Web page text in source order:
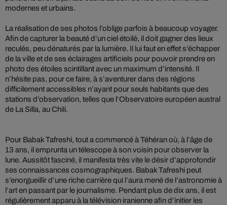
modernes et urbains.
La réalisation de ses photos l’oblige parfois à beaucoup voyager.
Afin de capturer la beauté d’un ciel étoilé, il doit gagner des lieux
reculés, peu dénaturés par la lumière. Il lui faut en effet s’échapper
de la ville et de ses éclairages artificiels pour pouvoir prendre en
photo des étoiles scintillant avec un maximum d’intensité. Il
n’hésite pas, pour ce faire, à s’aventurer dans des régions
difficilement accessibles n’ayant pour seuls habitants que des
stations d’observation, telles que l’Observatoire européen austral
de La Silla, au Chili.
Pour Babak Tafreshi, tout a commencé à Téhéran où, à l’âge de
13 ans, il emprunta un télescope à son voisin pour observer la
lune. Aussitôt fasciné, il manifesta très vite le désir d’approfondir
ses connaissances cosmographiques. Babak Tafreshi peut
s’enorgueillir d’une riche carrière qui l’aura mené de l’astronomie à
l’art en passant par le journalisme. Pendant plus de dix ans, il est
régulièrement apparu à la télévision iranienne afin d’initier les